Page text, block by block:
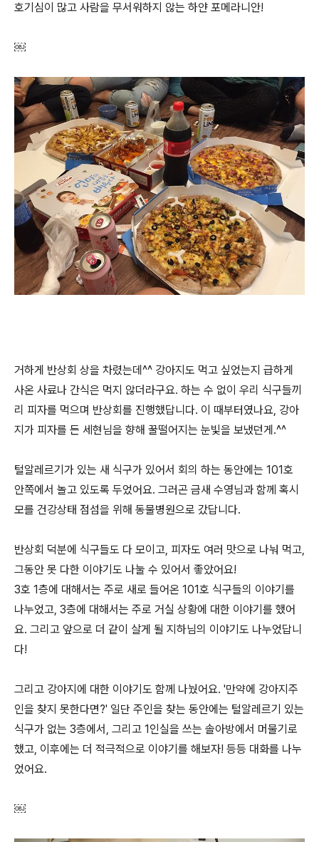
호기심이 많고 사람을 무서워하지 않는 하얀 포메라니안!
￼​
거하게 반상회 상을 차렸는데^^ 강아지도 먹고 싶었는지 급하게
사온 사료나 간식은 먹지 않더라구요. 하는 수 없이 우리 식구들끼
리 피자를 먹으며 반상회를 진행했답니다. 이 때부터였나요, 강아
지가 피자를 든 세현님을 향해 꿀떨어지는 눈빛을 보냈던게.^^
털알레르기가 있는 새 식구가 있어서 회의 하는 동안에는 101호
안쪽에서 놀고 있도록 두었어요. 그러곤 금새 수영님과 함께 혹시
모를 건강상태 점섬을 위해 동물병원으로 갔답니다.
반상회 덕분에 식구들도 다 모이고, 피자도 여러 맛으로 나눠 먹고,
그동안 못 다한 이야기도 나눌 수 있어서 좋았어요!
3호 1층에 대해서는 주로 새로 들어온 101호 식구들의 이야기를
나누었고, 3층에 대해서는 주로 거실 상황에 대한 이야기를 했어
요. 그리고 앞으로 더 같이 살게 될 지하님의 이야기도 나누었답니
다!
그리고 강아지에 대한 이야기도 함께 나눴어요. '만약에 강아지주
인을 찾지 못한다면?' 일단 주인을 찾는 동안에는 털알레르기 있는
식구가 없는 3층에서, 그리고 1인실을 쓰는 솔아방에서 머물기로
했고, 이후에는 더 적극적으로 이야기를 해보자! 등등 대화를 나누
었어요.
￼​